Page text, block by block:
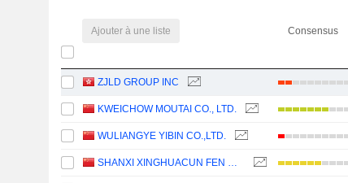
Ajouter à une liste Consensus
ZJLD GROUP INC
KWEICHOW MOUTAI CO., LTD.
WULIANGYE YIBIN CO.,LTD.
SHANXI XINGHUACUN FEN WINE FACTORY CO.,LTD.